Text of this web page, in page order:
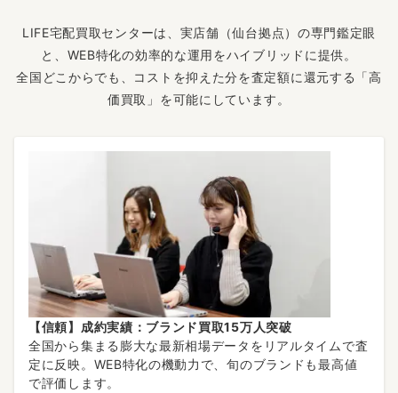
LIFE宅配買取センターは、実店舗（仙台拠点）の専門鑑定眼
と、WEB特化の効率的な運用をハイブリッドに提供。
全国どこからでも、コストを抑えた分を査定額に還元する「高
価買取」を可能にしています。
【信頼】成約実績：ブランド買取15万人突破
全国から集まる膨大な最新相場データをリアルタイムで査
定に反映。WEB特化の機動力で、旬のブランドも最高値
で評価します。